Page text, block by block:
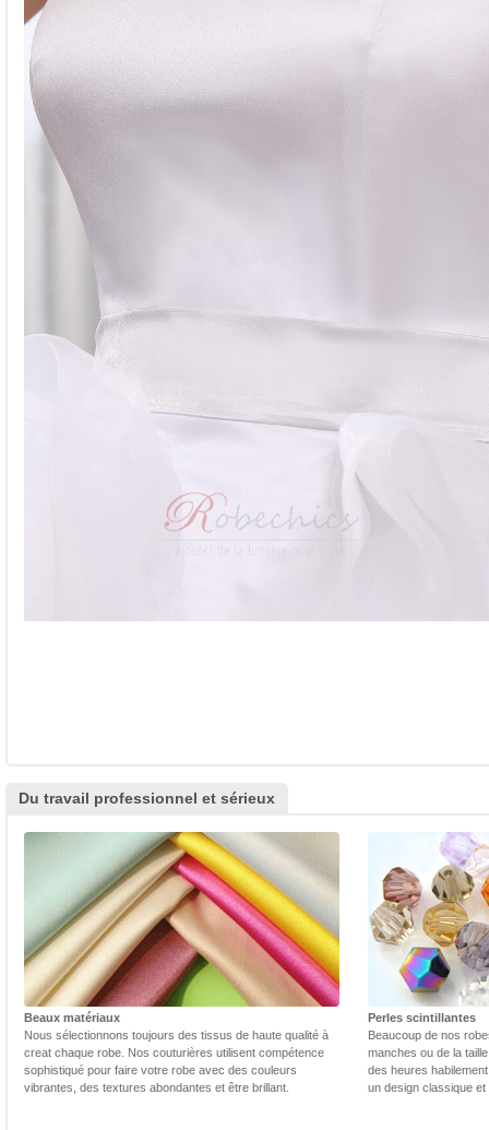
Du travail professionnel et sérieux
Beaux matériaux
Nous sélectionnons toujours des tissus de haute qualité à
creat chaque robe. Nos couturières utilisent compétence
sophistiqué pour faire votre robe avec des couleurs
vibrantes, des textures abondantes et être brillant.
Perles scintillantes
Beaucoup de nos
manches ou de la
des heures
un design classique